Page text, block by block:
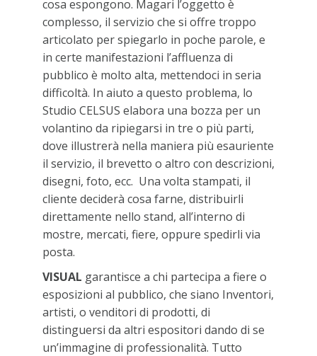
cosa espongono. Magari l’oggetto è
complesso, il servizio che si offre troppo
articolato per spiegarlo in poche parole, e
in certe manifestazioni l’affluenza di
pubblico è molto alta, mettendoci in seria
difficoltà. In aiuto a questo problema, lo
Studio CELSUS elabora una bozza per un
volantino da ripiegarsi in tre o più parti,
dove illustrerà nella maniera più esauriente
il servizio, il brevetto o altro con descrizioni,
disegni, foto, ecc. Una volta stampati, il
cliente deciderà cosa farne, distribuirli
direttamente nello stand, all’interno di
mostre, mercati, fiere, oppure spedirli via
posta.
VISUAL garantisce a chi partecipa a fiere o
esposizioni al pubblico, che siano Inventori,
artisti, o venditori di prodotti, di
distinguersi da altri espositori dando di se
un’immagine di professionalità. Tutto